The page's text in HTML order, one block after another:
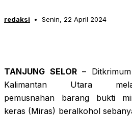
redaksi Senin, 22 April 2024
TANJUNG SELOR–
Kalimantan Utara
pemusnahan barang bukti
keras (Miras) beralkohol